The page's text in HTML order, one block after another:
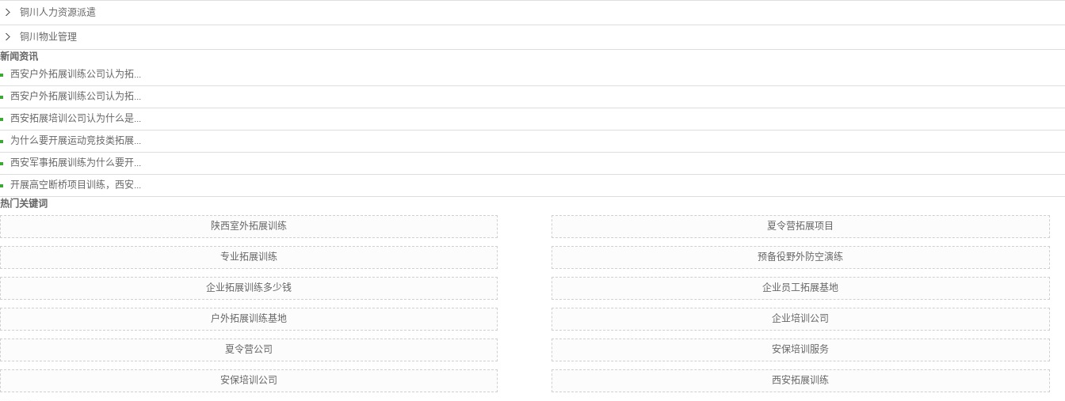
铜川人力资源派遣
铜川物业管理
新闻资讯
西安户外拓展训练公司认为拓...
西安户外拓展训练公司认为拓...
西安拓展培训公司认为什么是...
为什么要开展运动竞技类拓展...
西安军事拓展训练为什么要开...
开展高空断桥项目训练，西安...
热门关键词
陕西室外拓展训练
夏令营拓展项目
专业拓展训练 预备役野外防空演练
企业拓展训练多少钱 企业员工拓展基地
户外拓展训练基地 企业培训公司
夏令营公司 安保培训服务
安保培训公司 西安拓展训练